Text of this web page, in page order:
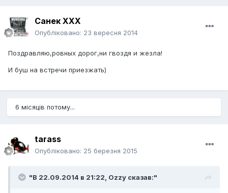
Санек ХХХ
Опубліковано: 23 вересня 2014
Поздравляю,ровных дорог,ни гвоздя и жезла!
И буш на встречи приезжать)
6 місяців потому...
tarass
Опубліковано: 25 березня 2015
"В 22.09.2014 в 21:22, Ozzy сказав:"